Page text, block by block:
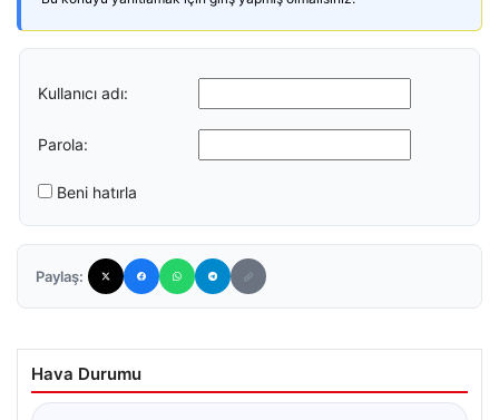
Kullanıcı adı:
Parola:
Beni hatırla
Paylaş:
Hava Durumu